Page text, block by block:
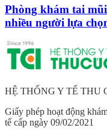
Phòng khám tai
nhiều người lựa
HỆ THỐNG Y TẾ THU
Giấy phép hoạt động
tế cấp ngày 09/02/2021